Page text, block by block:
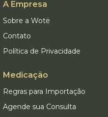
A Empresa
Sobre a Wotë
Contato
Política de Privacidade
Medicação
Regras para Importação
Agende sua Consulta